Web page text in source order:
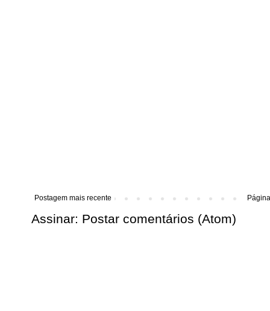
Postagem mais recente
Assinar: Postar comentários (Atom)